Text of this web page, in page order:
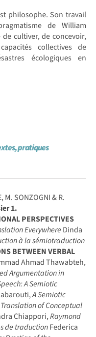
philosophe. Son travail
de William
de cultiver, de concevoir,
collectives de
écologiques en
pratiques
M. SONZOGNI & R.
1.
PERSPECTIVES
Everywhere Dinda
à la sémiotraduction
BETWEEN VERBAL
Ahmad Thawabteh,
Argumentation in
A Semiotic
A Semiotic
of Conceptual
Chiappori,Raymond
de traductionFederica